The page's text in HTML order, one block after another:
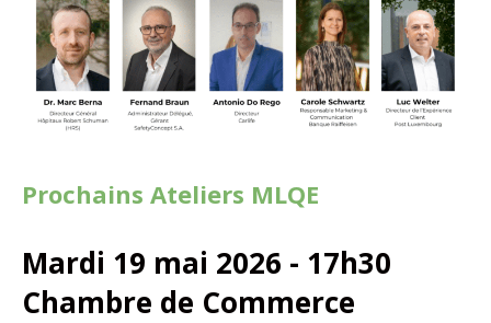
Prochains Ateliers MLQE
Mardi 19 mai 2026 - 17h30
Chambre de Commerce